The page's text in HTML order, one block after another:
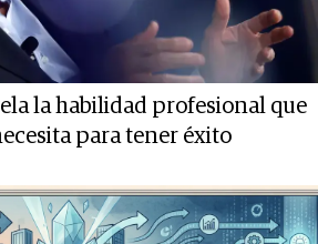
la habilidad profesional que
para tener éxito